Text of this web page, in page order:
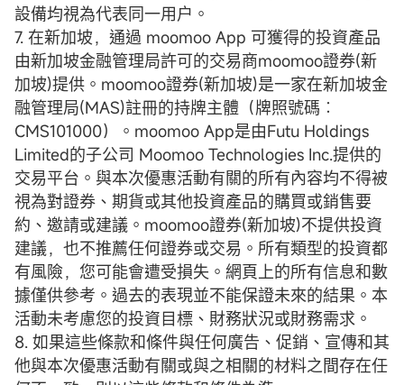
設備均視為代表同一用户。
7. 在新加坡，通過 moomoo App 可獲得的投資產品
由新加坡金融管理局許可的交易商moomoo證券(新
加坡)提供。moomoo證券(新加坡)是一家在新加坡金
融管理局(MAS)註冊的持牌主體（牌照號碼︰
CMS101000）。moomoo App是由Futu Holdings
Limited的子公司 Moomoo Technologies Inc.提供的
交易平台。與本次優惠活動有關的所有內容均不得被
視為對證券、期貨或其他投資產品的購買或銷售要
約、邀請或建議。moomoo證券(新加坡)不提供投資
建議，也不推薦任何證券或交易。所有類型的投資都
有風險，您可能會遭受損失。網頁上的所有信息和數
據僅供參考。過去的表現並不能保證未來的結果。本
活動未考慮您的投資目標、財務狀況或財務需求。
8. 如果這些條款和條件與任何廣告、促銷、宣傳和其
他與本次優惠活動有關或與之相關的材料之間存在任